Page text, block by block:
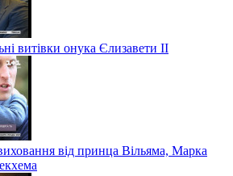
витівки онука Єлизавети II
від принца Вільяма, Марка